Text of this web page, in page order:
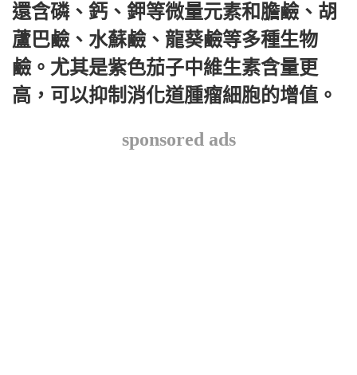
還含磷、鈣、鉀等微量元素和膽鹼、胡
蘆巴鹼、水蘇鹼、龍葵鹼等多種生物
鹼。尤其是紫色茄子中維生素含量更
高，可以抑制消化道腫瘤細胞的增值。
sponsored ads